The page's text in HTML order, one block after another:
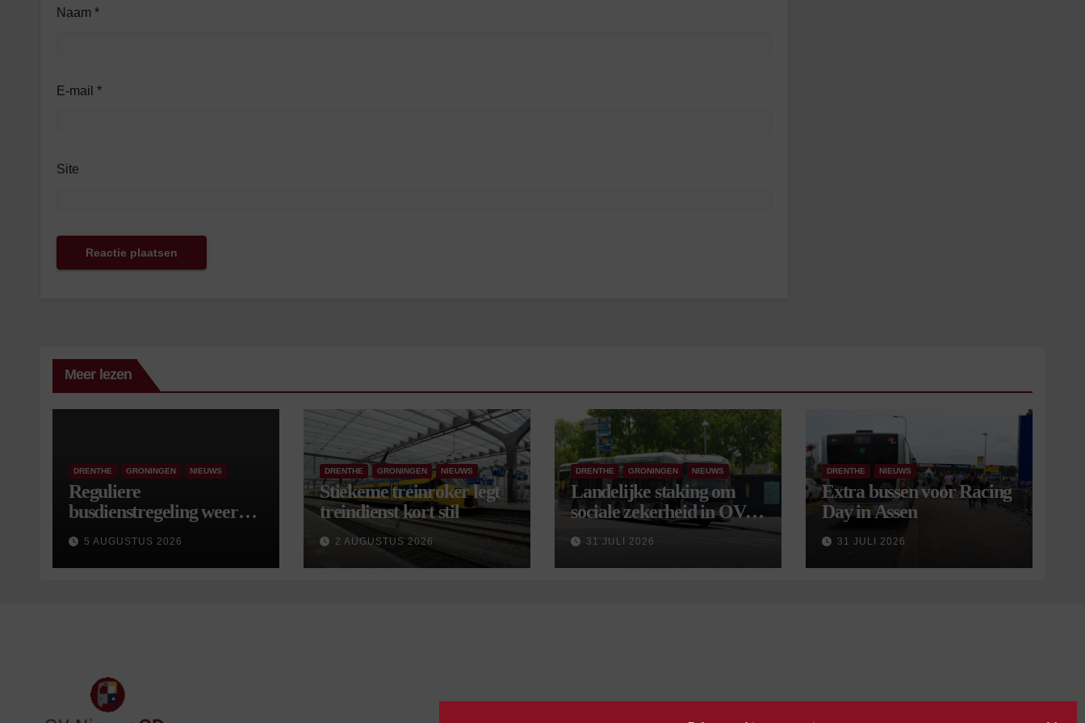
Naam *
E-mail *
Site
Meer lezen
DRENTHE GRONINGEN NIEUWS
Reguliere
busdienstregeling weer
van start, met kleine
wijzigingen
5 AUGUSTUS 2026
DRENTHE GRONINGEN NIEUWS
Stiekeme treinroker legt
treindienst kort stil
2 AUGUSTUS 2026
DRENTHE GRONINGEN NIEUWS
Landelijke staking om
sociale zekerheid in OV
aangekondigd voor 9
september
31 JULI 2026
DRENTHE NIEUWS
Extra bussen voor Racing
Day in Assen
31 JULI 2026